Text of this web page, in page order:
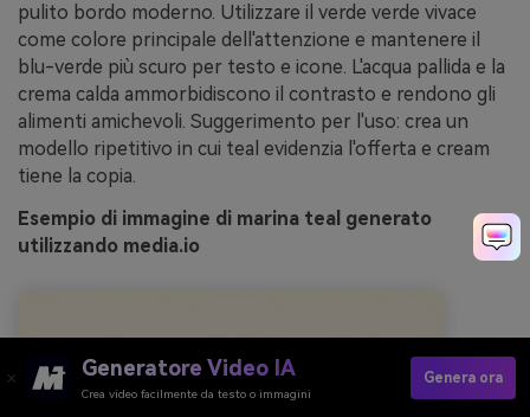
pulito bordo moderno. Utilizzare il verde verde vivace
come colore principale dell'attenzione e mantenere il
blu-verde più scuro per testo e icone. L'acqua pallida e la
crema calda ammorbidiscono il contrasto e rendono gli
alimenti amichevoli. Suggerimento per l'uso: crea un
modello ripetitivo in cui teal evidenzia l'offerta e cream
tiene la copia.
Esempio di immagine di marina teal generato
utilizzando media.io
Generatore Video IA
Crea video facilmente da testo o immagini
Genera ora